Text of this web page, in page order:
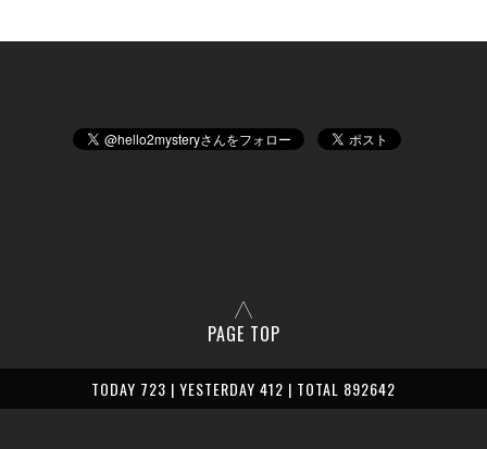
PAGE TOP
TODAY 723 | YESTERDAY 412 | TOTAL 892642